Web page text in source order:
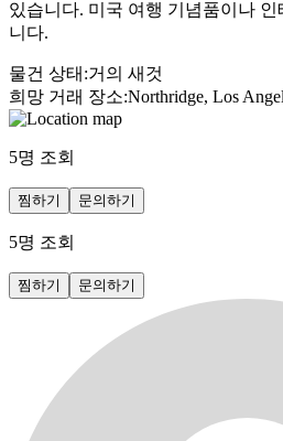
있습니다. 미국 여행 기념품이나
니다.
물건 상태 :거의 새것
희망 거래 장소:Northridge, Los
5명 조회
찜하기 문의하기
5명 조회
찜하기 문의하기